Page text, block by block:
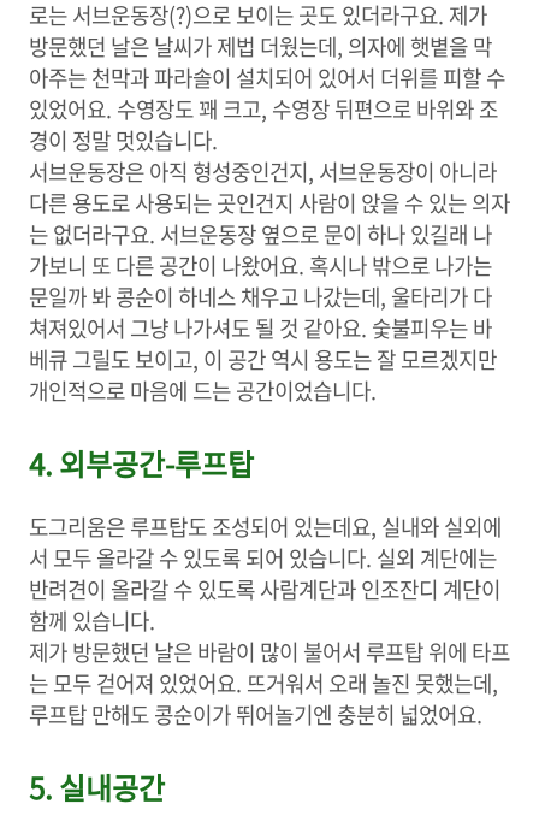
로는 서브운동장(?)으로 보이는 곳도 있더라구요. 제가
방문했던 날은 날씨가 제법 더웠는데, 의자에 햇볕을 막
아주는 천막과 파라솔이 설치되어 있어서 더위를 피할 수
있었어요. 수영장도 꽤 크고, 수영장 뒤편으로 바위와 조
경이 정말 멋있습니다.
서브운동장은 아직 형성중인건지, 서브운동장이 아니라
다른 용도로 사용되는 곳인건지 사람이 앉을 수 있는 의자
는 없더라구요. 서브운동장 옆으로 문이 하나 있길래 나
가보니 또 다른 공간이 나왔어요. 혹시나 밖으로 나가는
문일까 봐 콩순이 하네스 채우고 나갔는데, 울타리가 다
쳐져있어서 그냥 나가셔도 될 것 같아요. 숯불피우는 바
베큐 그릴도 보이고, 이 공간 역시 용도는 잘 모르겠지만
개인적으로 마음에 드는 공간이었습니다.
4. 외부공간-루프탑
도그리움은 루프탑도 조성되어 있는데요, 실내와 실외에
서 모두 올라갈 수 있도록 되어 있습니다. 실외 계단에는
반려견이 올라갈 수 있도록 사람계단과 인조잔디 계단이
함께 있습니다.
제가 방문했던 날은 바람이 많이 불어서 루프탑 위에 타프
는 모두 걷어져 있었어요. 뜨거워서 오래 놀진 못했는데,
루프탑 만해도 콩순이가 뛰어놀기엔 충분히 넓었어요.
5. 실내공간